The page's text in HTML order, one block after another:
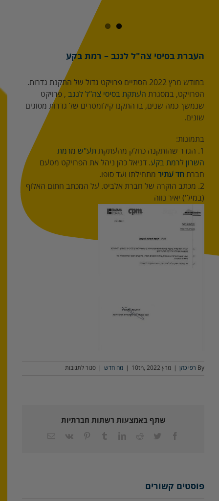
העברת בסיסי צה"ל לנגב – רמת בקע
בחודש מרץ 2022 הסתיים פרויקט גדול של התקנת גדרות.
הפרויקט, במסגרת העתקת בסיסי צה"ל לנגב , פרויקט
שנמשך כמה שנים, בו התקנו קילומטרים של גדרות מסוגים
שונים.
בתמונות:
1. הגדר שהותקנה כחלק מהעתקת
תע"ש מרמת
השרון לרמת בקע. דניאל כהן ניהל את הפרויקט מטעם
חברת חד עתיר מתחילתו ועד סופו.
2. מכתב הוקרה של חברת אלביט. על המכתב חתום האלוף
(במיל') יאיר נווה
By רפי כהן | מרץ 10th, 2022 | מה חדש | סגור לתגובות
רמת
שתף באמצעות רשתות חברתיות
Facebook
Twitter
Reddit
LinkedIn
Tumblr
Pinterest
כתובת
פוסטים קשורים